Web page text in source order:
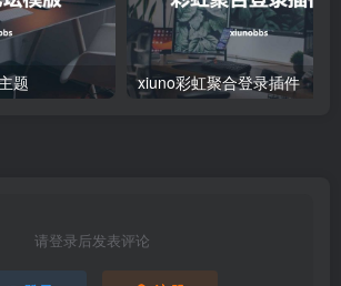
题 xiuno彩虹聚合登录插件
请登录后发表评论